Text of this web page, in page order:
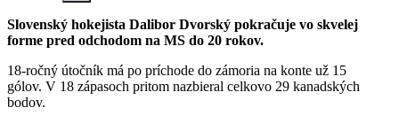
Slovenský hokejista Dalibor Dvorský pokračuje vo skvelej
forme pred odchodom na MS do 20 rokov.
18-ročný útočník má po príchode do zámoria na konte už 15
gólov. V 18 zápasoch pritom nazbieral celkovo 29 kanadských
bodov.